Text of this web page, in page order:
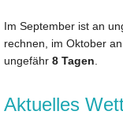
Im September ist an
rechnen, im Oktober
ungefähr 8 Tagen.
Aktuelles